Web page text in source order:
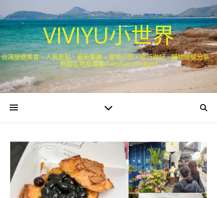
VIVIYU小世界
台灣旅遊美食、人氣景點、最新餐廳、各地小吃、旅行遊記、購物經驗分享．
桃園在地部落客(Taoyuan Blogger)